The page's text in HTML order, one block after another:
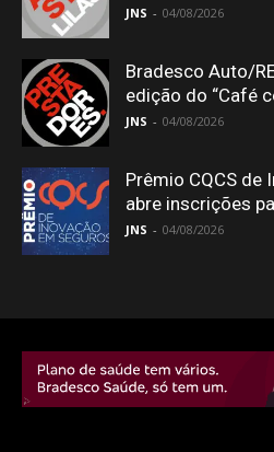
JNS - 04/08/2026
Bradesco Auto/
edição do “Café
JNS - 04/08/2026
Prêmio CQCS de
abre inscrições
JNS - 04/08/2026